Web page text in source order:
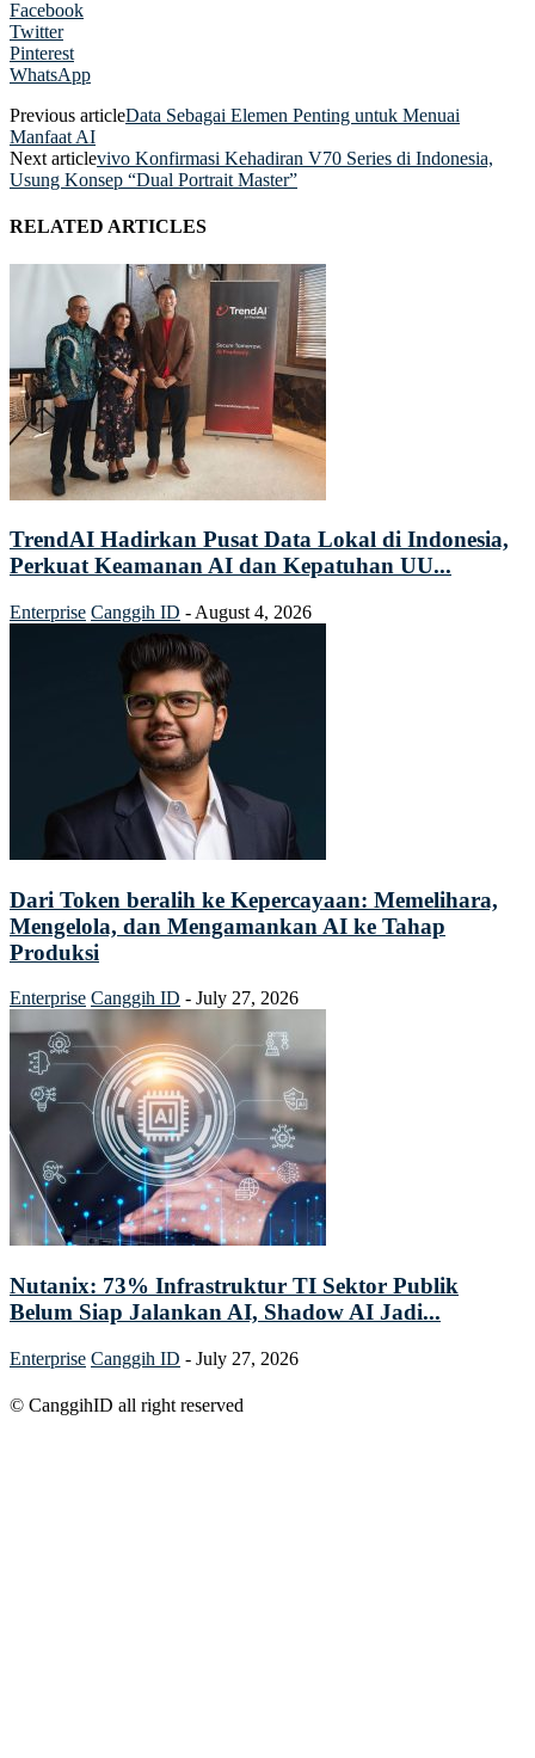
Facebook
Twitter
Pinterest
WhatsApp
Previous articleData Sebagai Elemen Penting untuk Menuai
Manfaat AI
Next articlevivo Konfirmasi Kehadiran V70 Series di Indonesia,
Usung Konsep “Dual Portrait Master”
RELATED ARTICLES
TrendAI Hadirkan Pusat Data Lokal di Indonesia,
Perkuat Keamanan AI dan Kepatuhan UU...
Enterprise Canggih ID - August 4, 2026
Dari Token beralih ke Kepercayaan: Memelihara,
Mengelola, dan Mengamankan AI ke Tahap
Produksi
Enterprise Canggih ID - July 27, 2026
Nutanix: 73% Infrastruktur TI Sektor Publik
Belum Siap Jalankan AI, Shadow AI Jadi...
Enterprise Canggih ID - July 27, 2026
© CanggihID all right reserved